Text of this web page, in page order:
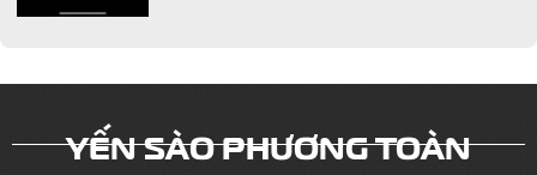
YẾN SÀO PHƯƠNG TOÀN